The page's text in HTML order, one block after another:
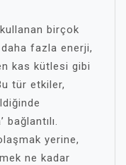
birçok
fazla enerji,
kas kütlesi gibi
tür etkiler,
yerine,
ne kadar